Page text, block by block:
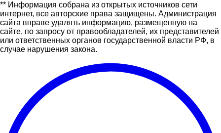
** Информация собрана из открытых источников сети
интернет, все авторские права защищены. Администрация
сайта вправе удалять информацию, размещенную на
сайте, по запросу от правообладателей, их представителей
или ответственных органов государственной власти РФ, в
случае нарушения закона.